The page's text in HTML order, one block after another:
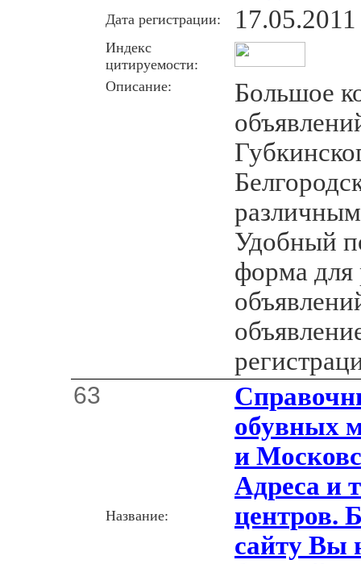
Дата регистрации: 17.05.2011
Индекс
цитируемости:
Описание:
Большое
Удобный
форма для
63
Название:
обувных
и
Адреса и
центров.
сайту Вы